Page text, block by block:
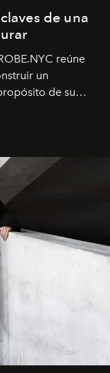
de una
reúne
un
de su
neoyorquina y
de la marca